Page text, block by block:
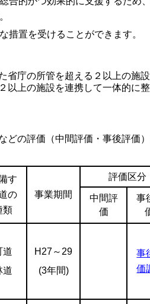
措置を受けることができます。
省庁の所管を超える２以上の施
以上の施設を連携して一体的に
どの評価（中間評価・事後評価
す
の
類
事業期間
評価区分
中間評
価
事
道
道
H27 ～29
(3年間)
事
価